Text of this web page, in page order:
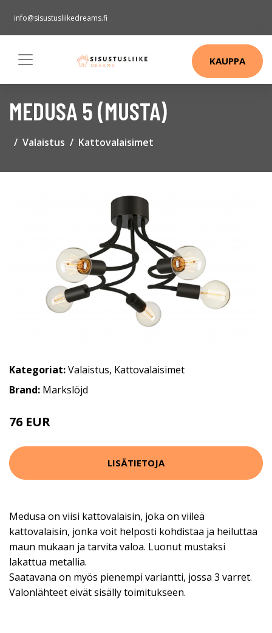
info@sisustusliikedreams.fi
KAUPPA
MEDUSA 5 (MUSTA)
Valaistus Kattovalaisimet
Kategoriat:Valaistus, Kattovalaisimet
Brand: Markslöjd
76 EUR
LISÄTIETOJA
Medusa on viisi kattovalaisin, joka on viileä
kattovalaisin, jonka voit helposti kohdistaa ja heiluttaa
maun mukaan ja tarvita valoa. Luonut mustaksi
lakattua metallia.
Saatavana on myös pienempi variantti, jossa 3 varret.
Valonlähteet eivät sisälly toimitukseen.